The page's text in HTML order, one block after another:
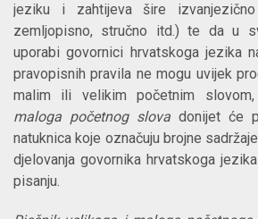
jeziku i zahtijeva šire izvanjezično
zemljopisno, stručno itd.) te da u
uporabi govornici hrvatskoga jezika
pravopisnih pravila ne mogu uvijek
malim ili velikim početnim slovom,
maloga početnog slova donijet će
natuknica koje označuju brojne
djelovanja govornika hrvatskoga
pisanju.